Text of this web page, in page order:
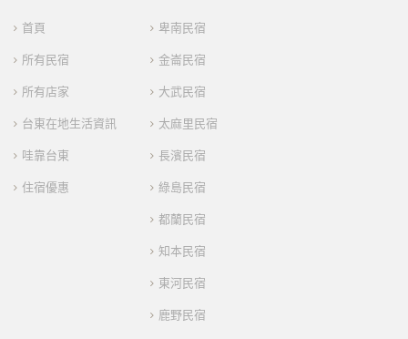
首頁
所有民宿
所有店家
台東在地生活資訊
哇靠台東
住宿優惠
卑南民宿
金崙民宿
大武民宿
太麻里民宿
長濱民宿
綠島民宿
都蘭民宿
知本民宿
東河民宿
鹿野民宿